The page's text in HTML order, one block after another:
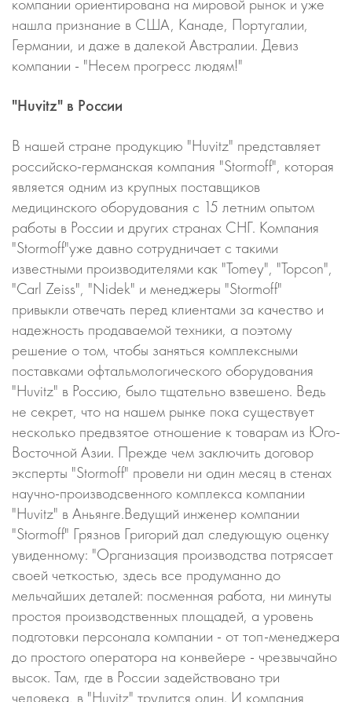
нашла признание в США, Канаде, Португалии,
Германии, и даже в далекой Австралии. Девиз
компании - "Несем прогресс людям!"
"Huvitz" в России
В нашей стране продукцию "Huvitz" представляет
российско-германская компания "Stormoff", которая
является одним из крупных поставщиков
медицинского оборудования с 15 летним опытом
работы в России и других странах СНГ. Компания
"Stormoff"уже давно сотрудничает с такими
известными производителями как "Tomey", "Topcon",
"Carl Zeiss", "Nidek" и менеджеры "Stormoff"
привыкли отвечать перед клиентами за качество и
надежность продаваемой техники, а поэтому
решение о том, чтобы заняться комплексными
поставками офтальмологического оборудования
"Huvitz" в Россию, было тщательно взвешено. Ведь
не секрет, что на нашем рынке пока существует
несколько предвзятое отношение к товарам из Юго-
Восточной Азии. Прежде чем заключить договор
эксперты "Stormoff" провели ни один месяц в стенах
научно-производсвенного комплекса компании
"Huvitz" в Аньянге.Ведущий инженер компании
"Stormoff" Грязнов Григорий дал следующую оценку
увиденному: "Организация производства потрясает
своей четкостью, здесь все продуманно до
мельчайших деталей: посменная работа, ни минуты
простоя производственных площадей, а уровень
подготовки персонала компании - от топ-менеджера
до простого оператора на конвейере - чрезвычайно
высок. Там, где в России задействовано три
человека, в "Huvitz" трудится один. И компания